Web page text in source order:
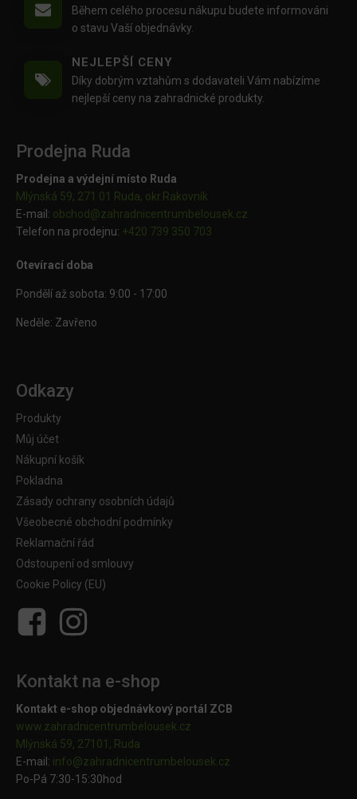
Během celého procesu nákupu budete informováni
o stavu Vaší objednávky.
NEJLEPŠÍ CENY
Díky dobrým vztahům s dodavateli Vám nabízíme
nejlepší ceny na zahradnické produkty.
Prodejna Ruda
Prodejna a výdejní místo Ruda
Mlýnská 59, 271 01 Ruda, okr.Rakovník
E-mail: obchod@zahradnicentrumbelousek.cz
Telefon na prodejnu: +420 739 350 703
Otevírací doba
Pondělí až sobota: 9:00 - 17:00
Neděle: Zavřeno
Odkazy
Produkty
Můj účet
Nákupní košík
Pokladna
Zásady ochrany osobních údajů
Všeobecné obchodní podmínky
Reklamační řád
Odstoupení od smlouvy
Cookie Policy (EU)
Kontakt na e-shop
Kontakt e-shop objednávkový portál ZCB
www.zahradnicentrumbelousek.cz
Mlýnská 59, 27101, Ruda
E-mail: info@zahradnicentrumbelousek. cz
Po-Pá 7:30-15:30hod